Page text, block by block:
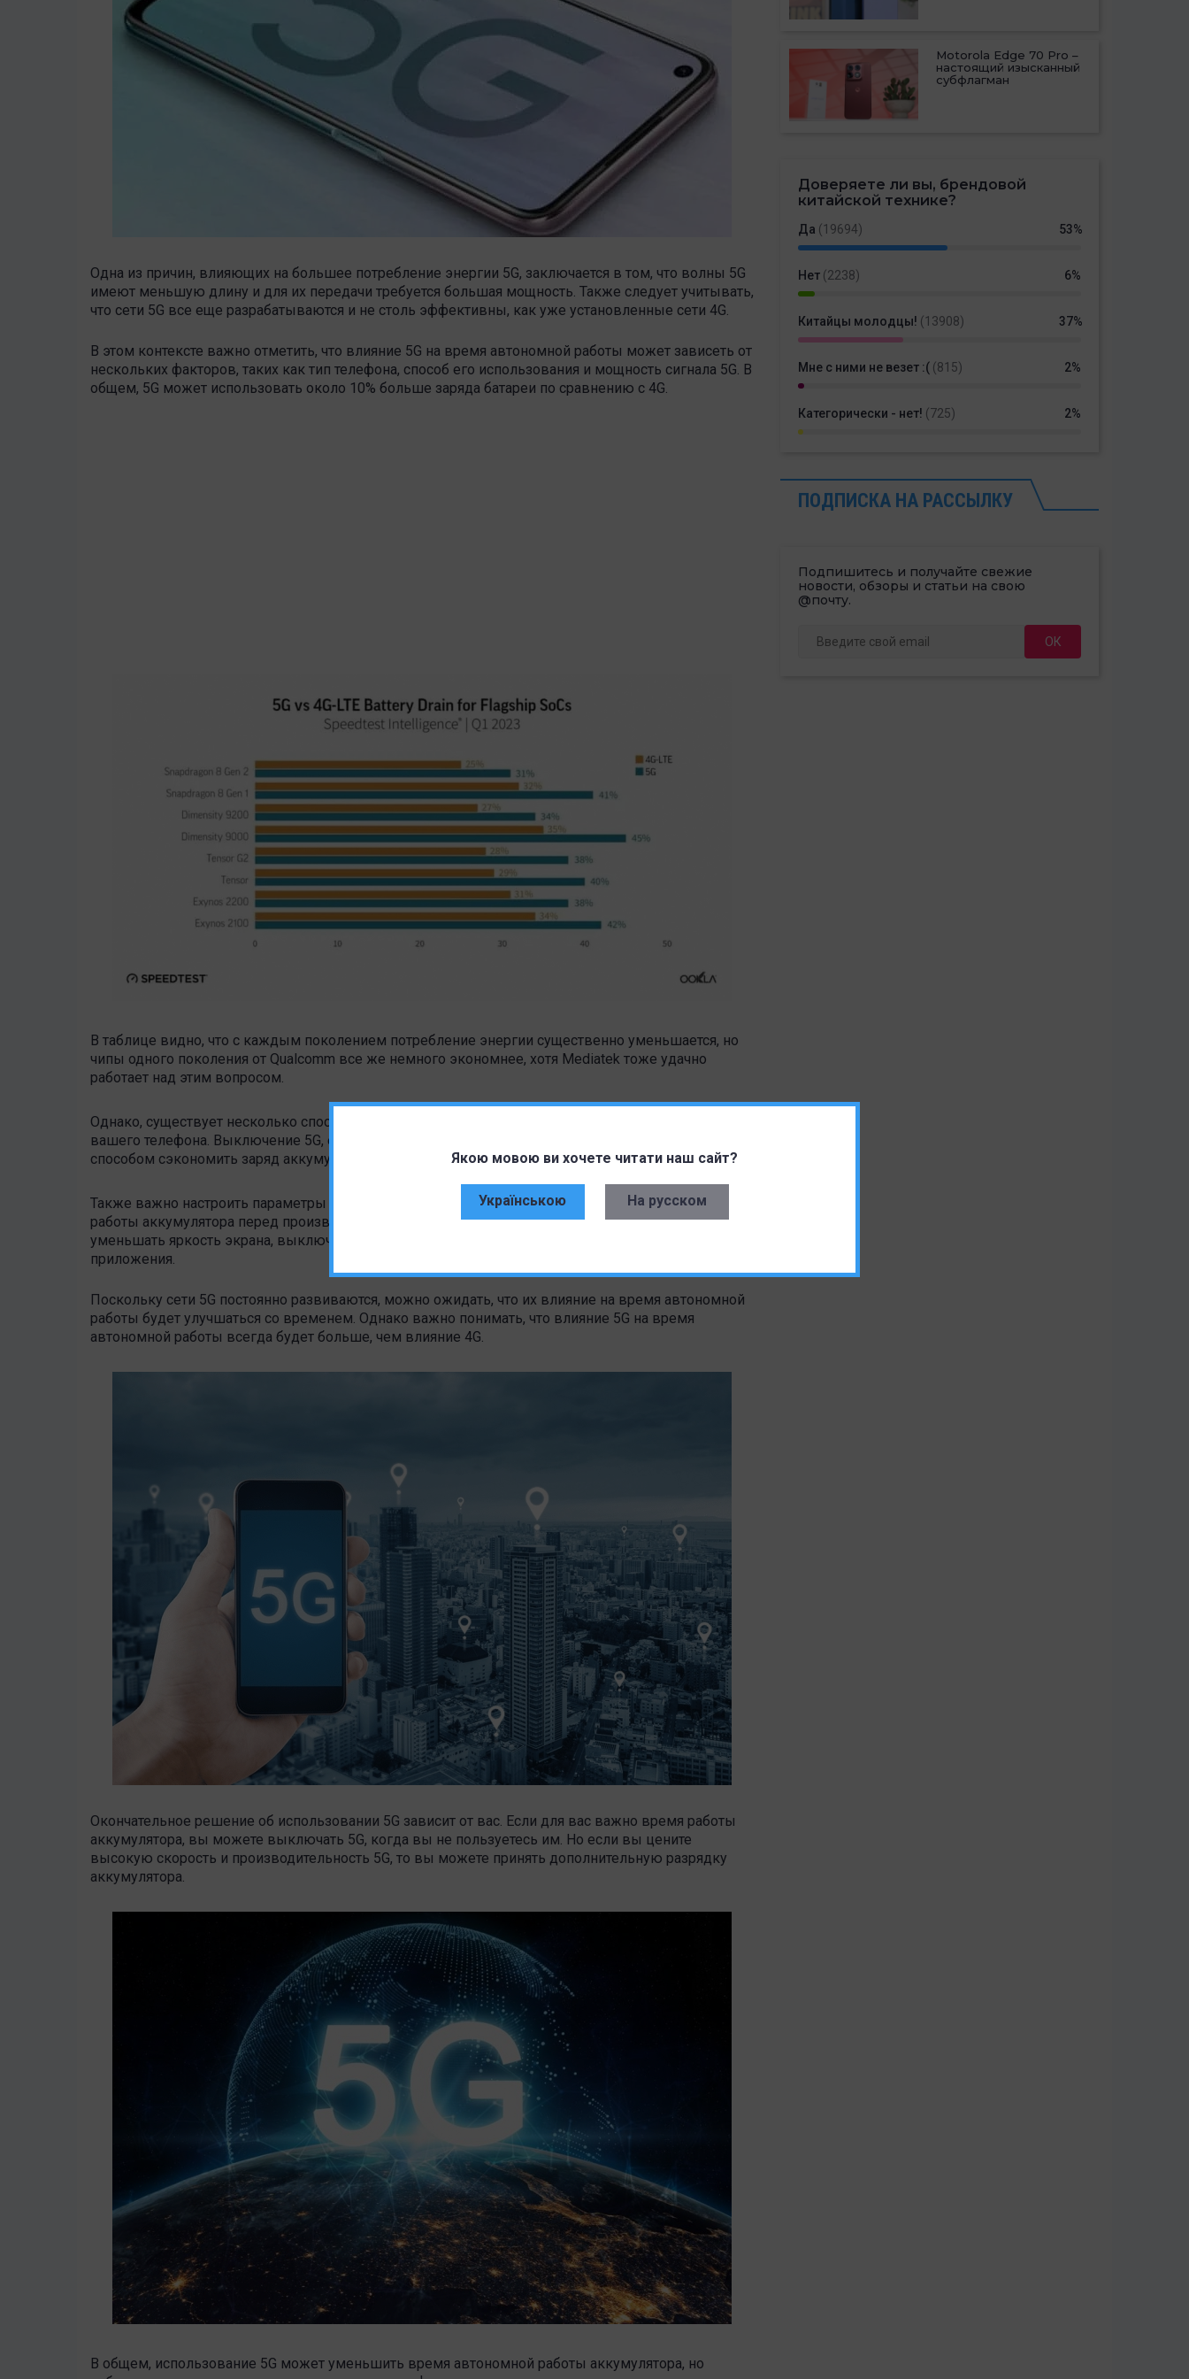
Якою мовою ви хочете читати наш сайт?
Українською На русском
Одна из причин, влияющих на большее потребление энергии 5G, заключается в том, что волны 5G
имеют меньшую длину и для их передачи требуется большая мощность. Также следует учитывать,
что сети 5G все еще разрабатываются и не столь эффективны, как уже установленные сети 4G.
В этом контексте важно отметить, что влияние 5G на время автономной работы может зависеть от
нескольких факторов, таких как тип телефона, способ его использования и мощность сигнала 5G. В
общем, 5G может использовать около 10% больше заряда батареи по сравнению с 4G.
В таблице видно, что с каждым поколением потребление энергии существенно уменьшается, но
чипы одного поколения от Qualcomm все же немного экономнее, хотя Mediatek тоже удачно
работает над этим вопросом.
Однако, существует несколько способов уменьшить влияние 5G на время автономной работы
вашего телефона. Выключение 5G, если вы не пользуетесь им, является наиболее эффективным
способом сэкономить заряд аккумулятора.
Также важно настроить параметры телефона, чтобы отдавать предпочтение продолжительности
работы аккумулятора перед производительностью, использовать режим энергосбережения,
уменьшать яркость экрана, выключать ненужные функции и закрывать неиспользуемые
приложения.
Поскольку сети 5G постоянно развиваются, можно ожидать, что их влияние на время автономной
работы будет улучшаться со временем. Однако важно понимать, что влияние 5G на время
автономной работы всегда будет больше, чем влияние 4G.
Окончательное решение об использовании 5G зависит от вас. Если для вас важно время работы
аккумулятора, вы можете выключать 5G, когда вы не пользуетесь им. Но если вы цените
высокую скорость и производительность 5G, то вы можете принять дополнительную разрядку
аккумулятора.
В общем, использование 5G может уменьшить время автономной работы аккумулятора, но
Motorola Edge 70 Pro –
настоящий изысканный
субфлагман
Доверяете ли вы, брендовой
китайской технике?
Да (19694) 53%
Нет (2238) 6%
Китайцы молодцы! (13908) 37%
Мне с ними не везет :( (815) 2%
Категорически - нет! (725) 2%
ПОДПИСКА НА РАССЫЛКУ
Подпишитесь и получайте свежие
новости, обзоры и статьи на свою
@почту.
ОК